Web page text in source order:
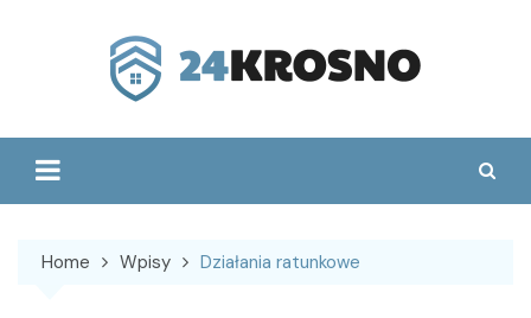
Home Wpisy Działania ratunkowe